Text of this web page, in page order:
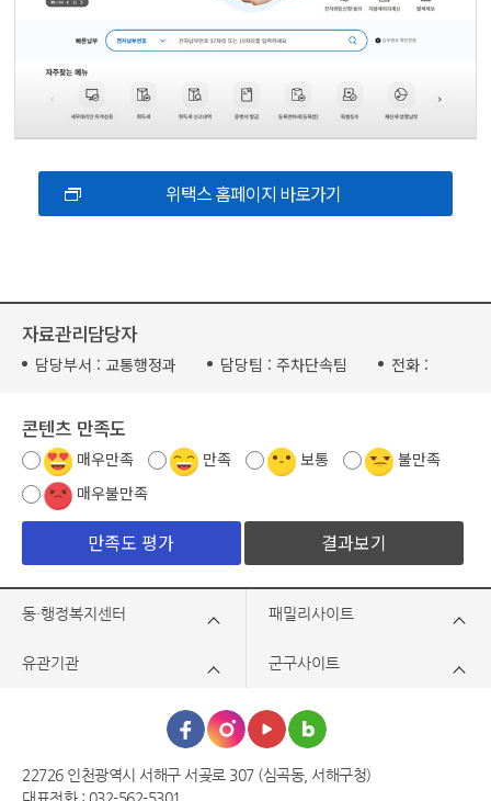
위택스 홈페이지 바로가기
자료관리담당자
담당부서 : 교통행정과 담당팀 : 주차단속팀 전화 :
콘텐츠 만족도
매우만족 만족 보통
불만족
매우불만족
결과보기
동·행정복지센터 패밀리사이트
유관기관 군구사이트
22726 인천광역시 서해구 서곶로 307 (심곡동, 서해구청)
대표전화 : 032-562-5301